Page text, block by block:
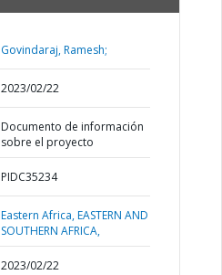
Govindaraj, Ramesh;
2023/02/22
Documento de información
sobre el proyecto
PIDC35234
Eastern Africa,EASTERN AND
SOUTHERN AFRICA,
2023/02/22